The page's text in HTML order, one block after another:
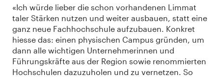
«Ich würde lieber die schon vorhandenen Limmat
taler Stärken nutzen und weiter ausbauen, statt eine
ganz neue Fachhochschule aufzubauen. Konkret
hiesse das: einen physischen Campus gründen, um
dann alle wichtigen Unternehmerinnen und
Führungskräfte aus der Region sowie renommierten
Hochschulen dazuzuholen und zu vernetzen. So